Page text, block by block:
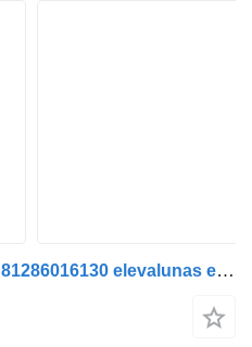
Delphi TGA 18.410 (01.00-) 81286016130 elevalunas electrico para MAN 4-series, TGA (1993-2009) cabeza tractora